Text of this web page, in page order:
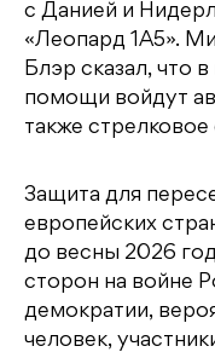
с Данией и
«Леопард 1А5».
Блэр сказал, что
помощи войдут
также
Защита для
европейских
до весны 2026
сторон на войне
демократии,
человек,